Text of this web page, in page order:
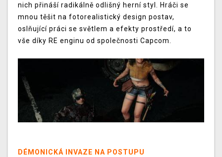
nich přináší radikálně odlišný herní styl. Hráči se
mnou těšit na fotorealistický design postav,
oslňující práci se světlem a efekty prostředí, a to
vše díky RE enginu od společnosti Capcom.
DÉMONICKÁ INVAZE NA POSTUPU